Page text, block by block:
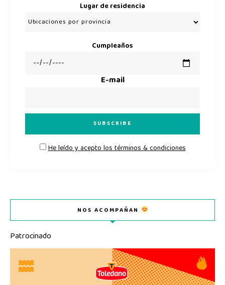
Lugar de residencia
Cumpleaños
E-mail
He leído y acepto los términos & condiciones
NOS ACOMPAÑAN
Patrocinado